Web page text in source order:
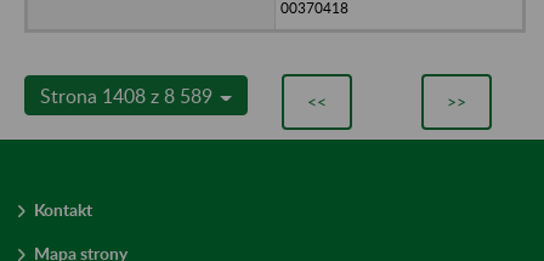
00370418
Strona 1408 z 8 589 << >>
Kontakt
Mapa strony